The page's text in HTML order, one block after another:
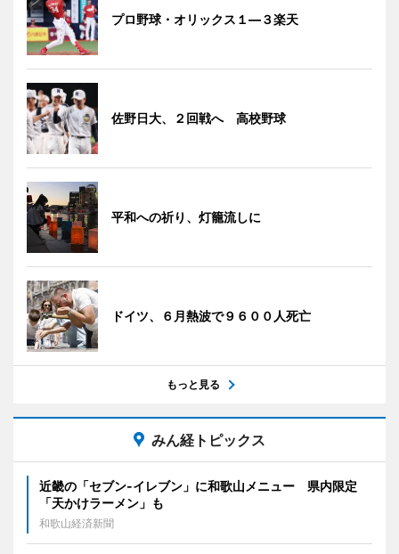
プロ野球・オリックス１―３楽天
佐野日大、２回戦へ 高校野球
平和への祈り、灯籠流しに
ドイツ、６月熱波で９６００人死亡
もっと見る
みん経トピックス
近畿の「セブン-イレブン」に和歌山メニュー 県内限定
「天かけラーメン」も
和歌山経済新聞